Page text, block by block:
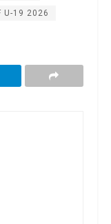
U-19 2026